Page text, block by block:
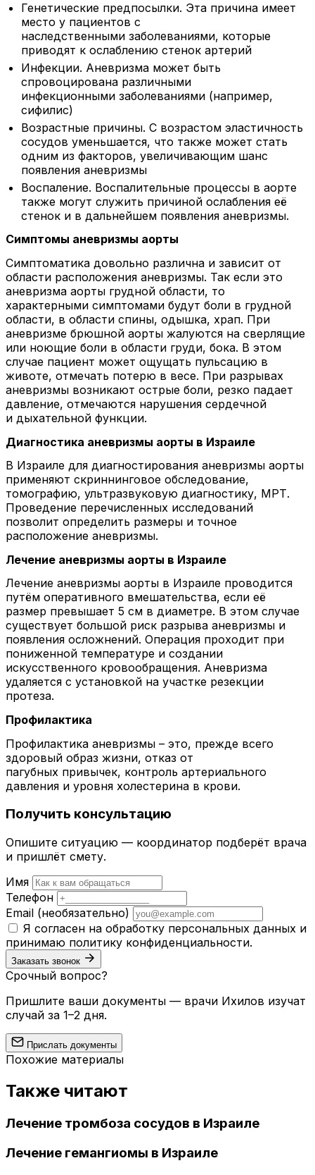
Генетические предпосылки. Эта причина имеет
место у пациентов с
наследственными заболеваниями, которые
приводят к ослаблению стенок артерий
Инфекции. Аневризма может быть
спровоцирована различными
инфекционными заболеваниями (например,
сифилис)
Возрастные причины. С возрастом эластичность
сосудов уменьшается, что также может стать
одним из факторов, увеличивающим шанс
появления аневризмы
Воспаление. Воспалительные процессы в аорте
также могут служить причиной ослабления её
стенок и в дальнейшем появления аневризмы.
Симптомы аневризмы аорты
Симптоматика довольно различна и зависит от
области расположения аневризмы. Так если это
аневризма аорты грудной области, то
характерными симптомами будут боли в грудной
области, в области спины, одышка, храп. При
аневризме брюшной аорты жалуются на сверлящие
или ноющие боли в области груди, бока. В этом
случае пациент может ощущать пульсацию в
животе, отмечать потерю в весе. При разрывах
аневризмы возникают острые боли, резко падает
давление, отмечаются нарушения сердечной
и дыхательной функции.
Диагностика аневризмы аорты в Израиле
В Израиле для диагностирования аневризмы аорты
применяют скриннинговое обследование,
томографию, ультразвуковую диагностику, МРТ.
Проведение перечисленных исследований
позволит определить размеры и точное
расположение аневризмы.
Лечение аневризмы аорты в Израиле
Лечение аневризмы аорты в Израиле проводится
путём оперативного вмешательства, если её
размер превышает 5 см в диаметре. В этом случае
существует большой риск разрыва аневризмы и
появления осложнений. Операция проходит при
пониженной температуре и создании
искусственного кровообращения. Аневризма
удаляется с установкой на участке резекции
протеза.
Профилактика
Профилактика аневризмы – это, прежде всего
здоровый образ жизни, отказ от
пагубных привычек, контроль артериального
давления и уровня холестерина в крови.
Получить консультацию
Опишите ситуацию — координатор подберёт врача
и пришлёт смету.
Имя
Телефон
Email (необязательно)
Я согласен на обработку персональных данных и
принимаю политику конфиденциальности.
Заказать звонок
Срочный вопрос?
Пришлите ваши документы — врачи Ихилов изучат
случай за 1–2 дня.
Прислать документы
Похожие материалы
Также читают
Лечение тромбоза сосудов в Израиле
Лечение гемангиомы в Израиле